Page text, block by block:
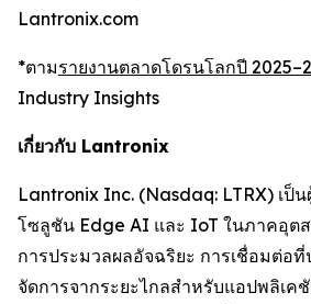
Lantronix.com
*ตามรายงานตลาดโดรนโลกปี
Industry Insights
เกี่ยวกับ Lantronix
Lantronix Inc. (Nasdaq: LTRX) เป็
โซลูชัน Edge AI และ IoT ในภาคอุต
การประมวลผลอัจฉริยะ การเชื่อมต่อ
จัดการจากระยะไกลสำหรับแอปพลิเ